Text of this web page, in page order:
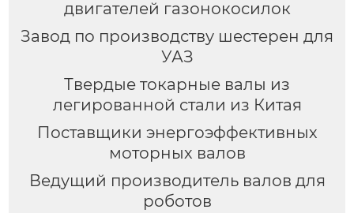
двигателей газонокосилок
Завод по производству шестерен для
УАЗ
Твердые токарные валы из
легированной стали из Китая
Поставщики энергоэффективных
моторных валов
Ведущий производитель валов для
роботов